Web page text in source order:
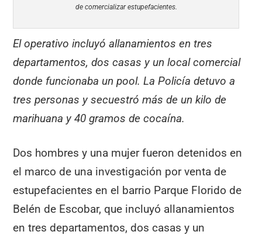
de comercializar estupefacientes.
El operativo incluyó allanamientos en tres
departamentos, dos casas y un local comercial
donde funcionaba un pool. La Policía detuvo a
tres personas y secuestró más de un kilo de
marihuana y 40 gramos de cocaína.
Dos hombres y una mujer fueron detenidos en
el marco de una investigación por venta de
estupefacientes en el barrio Parque Florido de
Belén de Escobar, que incluyó allanamientos
en tres departamentos, dos casas y un